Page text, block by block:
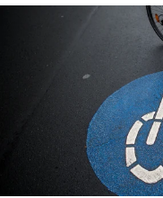
sport
wahrheit
verlag